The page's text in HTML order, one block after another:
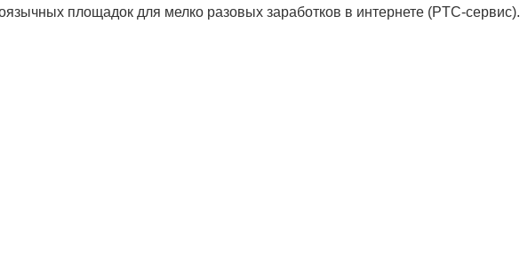
площадок для мелко разовых заработков в интернете (PTC-сервис).